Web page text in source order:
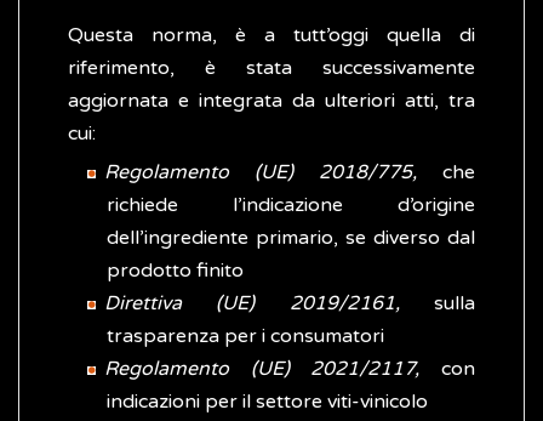
Questa norma, è a tutt’oggi quella di
riferimento, è stata successivamente
aggiornata e integrata da ulteriori atti, tra
cui:
Regolamento (UE) 2018/775, che
richiede l’indicazione d’origine
dell’ingrediente primario, se diverso dal
prodotto finito
Direttiva (UE) 2019/2161, sulla
trasparenza per i consumatori
Regolamento (UE) 2021/2117, con
indicazioni per il settore viti-vinicolo